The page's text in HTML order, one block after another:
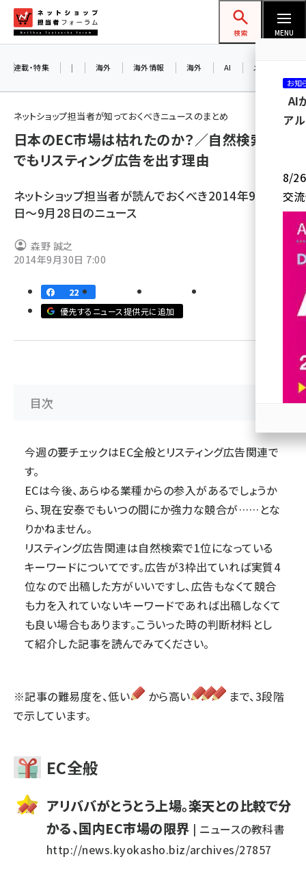
ン
ネットショップ担当者フォーラム
検索 MENU
amazon (2246)
楽天 (1871)
アスクル (1119)
ビィ・フォアード (773)
連載・特集 | 海外 海外情報 海外 AI メタバース
ネットショップ担当者が知っておくべきニュースのまとめ
日本のEC市場は枯れたのか？／自然検索1位
でもリスティング広告を出す理由
ネットショップ担当者が読んでおくべき2014年9月22
日〜9月28日のニュース
森野 誠之
2014年9月30日 7:00
22
優先するニュース提供元に追加
目次
今週の要チェックはEC全般とリスティング広告関連で
す。
ECは今後、あらゆる業種からの参入があるでしょうか
ら、現在安泰でもいつの間にか強力な競合が……とな
りかねません。
リスティング広告関連は自然検索で1位になっている
キーワードについてです。広告が3枠出ていれば実質4
位なので出稿した方がいいですし、広告もなくて競合
も力を入れていないキーワードであれば出稿しなくて
も良い場合もあります。こういった時の判断材料とし
て紹介した記事を読んでみてください。
※記事の難易度を、低い から高い
まで、3段階
で示しています。
EC全般
アリババがとうとう上場。楽天との比較で分
かる、国内EC市場の限界 | ニュースの教科書
http://news.kyokasho.biz/archives/27857
お知
AI
ア
8/26
交
参